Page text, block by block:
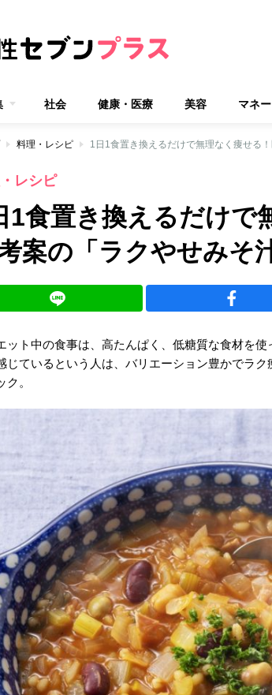
社会 健康・医療 美容 マネー
料理・レシピ 1日1食置き換えるだけで無理なく痩せる
レシピ
1食置き換えるだけで
案の「ラクやせみそ
ット中の食事は、高たんぱく、低糖質な食材を
じているという人は、バリエーション豊かでラ
ク。